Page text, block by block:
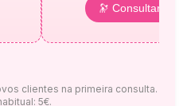
🔭 Consultar
clientes na primeira consulta.
5€.